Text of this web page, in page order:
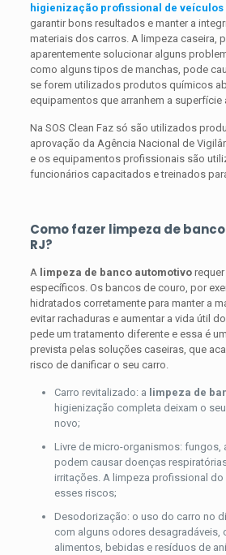
higienização profissional de veículos
garantir bons resultados e manter a
materiais dos carros. A limpeza caseira,
aparentemente solucionar alguns
como alguns tipos de manchas, pode
se forem utilizados produtos químicos
equipamentos que arranhem a superfície
Na SOS Clean Faz só são utilizados
aprovação da Agência Nacional de
e os equipamentos profissionais são
funcionários capacitados e treinados
Como fazer limpeza de
RJ?
A limpeza de banco automotivorequer
específicos. Os bancos de couro, por
hidratados corretamente para manter a
evitar rachaduras e aumentar a vida útil
pede um tratamento diferente e essa é
prevista pelas soluções caseiras, que
risco de danificar o seu carro.
Carro revitalizado: a limpeza de
higienização completa deixam o
novo;
Livre de micro-organismos: fungos,
podem causar doenças
irritações. A limpeza profissional do
esses riscos;
Desodorização: o uso do carro no
com alguns odores desagradáveis,
alimentos, bebidas e resíduos de